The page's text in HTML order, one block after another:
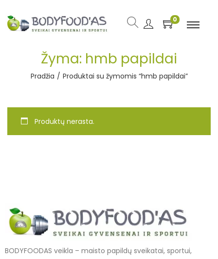
0
Žyma: hmb papildai
Pradžia / Produktai su žymomis “hmb papildai”
Produktų nerasta.
BODYFOODAS veikla – maisto papildų sveikatai, sportui,